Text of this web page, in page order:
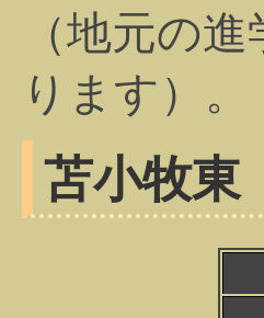
（地元の
ります）。
苫小牧東